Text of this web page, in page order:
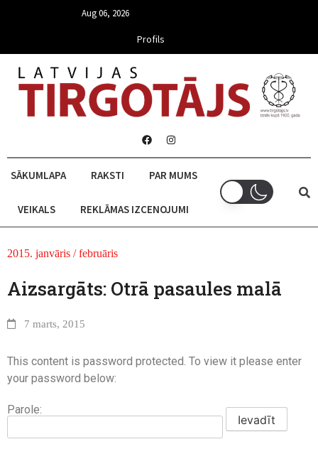
Aug 06, 2026
Profils
SĀKUMLAPA RAKSTI PAR MUMS
VEIKALS REKLĀMAS IZCENOJUMI
2015. janvāris / februāris
Aizsargāts: Otrā pasaules malā
7 marts, 2015
This content is password protected. To view it please enter
your password below:
Parole: